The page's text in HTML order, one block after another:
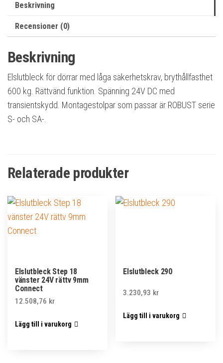
Beskrivning
Recensioner (0)
Beskrivning
Elslutbleck för dörrar med låga säkerhetskrav, brythållfasthet
600 kg. Rättvänd funktion. Spänning 24V DC med
transientskydd. Montagestolpar som passar är ROBUST serie
S- och SA-.
Relaterade produkter
Elslutbleck Step 18
vänster 24V rättv 9mm
Connect
12.508,76 kr
Lägg till i varukorg
Elslutbleck 290
3.230,93 kr
Lägg till i varukorg